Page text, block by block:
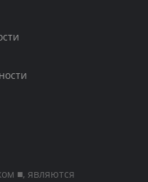
■, являются